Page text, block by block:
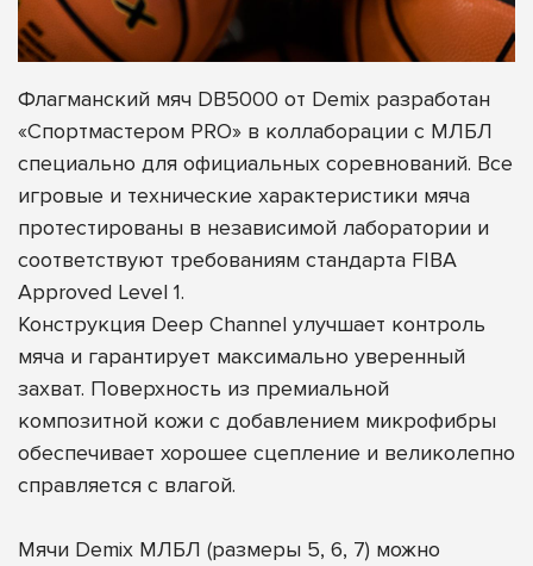
Флагманский мяч DB5000 от Demix разработан
«Спортмастером PRO» в коллаборации с МЛБЛ
специально для официальных соревнований. Все
игровые и технические характеристики мяча
протестированы в независимой лаборатории и
соответствуют требованиям стандарта FIBA
Approved Level 1.
Конструкция Deep Channel улучшает контроль
мяча и гарантирует максимально уверенный
захват. Поверхность из премиальной
композитной кожи с добавлением микрофибры
обеспечивает хорошее сцепление и великолепно
справляется с влагой.
Мячи Demix МЛБЛ (размеры 5, 6, 7) можно